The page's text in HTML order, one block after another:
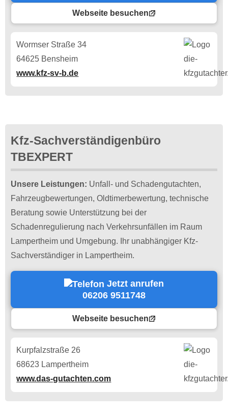
Webseite besuchen
Wormser Straße 34
64625 Bensheim
www.kfz-sv-b.de
Kfz-Sachverständigenbüro
TBEXPERT
Unsere Leistungen: Unfall- und Schadengutachten,
Fahrzeugbewertungen, Oldtimerbewertung, technische
Beratung sowie Unterstützung bei der
Schadenregulierung nach Verkehrsunfällen im Raum
Lampertheim und Umgebung. Ihr unabhängiger Kfz-
Sachverständiger in Lampertheim.
Jetzt anrufen
06206 9511748
Webseite besuchen
Kurpfalzstraße 26
68623 Lampertheim
www.das-gutachten.com